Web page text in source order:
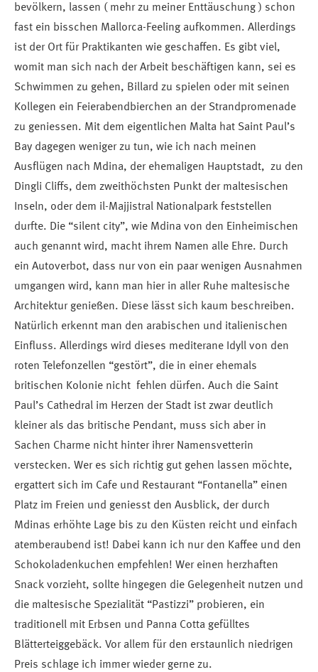
bevölkern, lassen ( mehr zu meiner Enttäuschung ) schon
fast ein bisschen Mallorca-Feeling aufkommen. Allerdings
ist der Ort für Praktikanten wie geschaffen. Es gibt viel,
womit man sich nach der Arbeit beschäftigen kann, sei es
Schwimmen zu gehen, Billard zu spielen oder mit seinen
Kollegen ein Feierabendbierchen an der Strandpromenade
zu geniessen. Mit dem eigentlichen Malta hat Saint Paul’s
Bay dagegen weniger zu tun, wie ich nach meinen
Ausflügen nach Mdina, der ehemaligen Hauptstadt, zu den
Dingli Cliffs, dem zweithöchsten Punkt der maltesischen
Inseln, oder dem il-Majjistral Nationalpark feststellen
durfte. Die “silent city”, wie Mdina von den Einheimischen
auch genannt wird, macht ihrem Namen alle Ehre. Durch
ein Autoverbot, dass nur von ein paar wenigen Ausnahmen
umgangen wird, kann man hier in aller Ruhe maltesische
Architektur genießen. Diese lässt sich kaum beschreiben.
Natürlich erkennt man den arabischen und italienischen
Einfluss. Allerdings wird dieses mediterane Idyll von den
roten Telefonzellen “gestört”, die in einer ehemals
britischen Kolonie nicht fehlen dürfen. Auch die Saint
Paul’s Cathedral im Herzen der Stadt ist zwar deutlich
kleiner als das britische Pendant, muss sich aber in
Sachen Charme nicht hinter ihrer Namensvetterin
verstecken. Wer es sich richtig gut gehen lassen möchte,
ergattert sich im Cafe und Restaurant “Fontanella” einen
Platz im Freien und geniesst den Ausblick, der durch
Mdinas erhöhte Lage bis zu den Küsten reicht und einfach
atemberaubend ist! Dabei kann ich nur den Kaffee und den
Schokoladenkuchen empfehlen! Wer einen herzhaften
Snack vorzieht, sollte hingegen die Gelegenheit nutzen und
die maltesische Spezialität “Pastizzi” probieren, ein
traditionell mit Erbsen und Panna Cotta gefülltes
Blätterteiggebäck. Vor allem für den erstaunlich niedrigen
Preis schlage ich immer wieder gerne zu.